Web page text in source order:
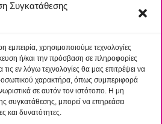
Συγκατάθεσης
εμπειρία, χρησιμοποιούμε τεχνολογίες
ή/και την πρόσβαση σε πληροφορίες
εν λόγω τεχνολογίες θα μας επιτρέψει να
χαρακτήρα, όπως συμπεριφορά
σε αυτόν τον ιστότοπο. Η μη
συγκατάθεσης, μπορεί να επηρεάσει
και δυνατότητες.
σε εργαστήρια Ελέγχου
και Συντήρηση
από δύο θεματικά